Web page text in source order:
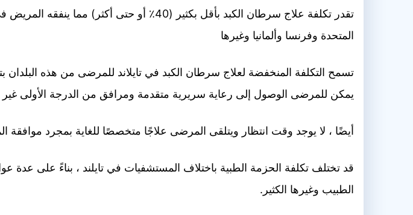
تقدر تكلفة علاج سرطان الكبد بأقل بكثير (40٪
المتحدة وفرنسا وألمانيا وغيرها
تسمح التكلفة المنخفضة لعلاج سرطان الكبد في تايلاند للمرضى من هذه البلدان
يمكن للمرضى الوصول إلى رعاية سريرية متقدمة ومرافق من الدرجة الأولى غير
أيضًا ، لا يوجد وقت انتظار ويتلقى المرضى علاجًا متخصصًا للغاية بمجرد
قد تختلف تكلفة الحزمة الطبية باختلاف المستشفيات في تايلند ، بناءً على عدة
الطبيب وغيرها الكثير.